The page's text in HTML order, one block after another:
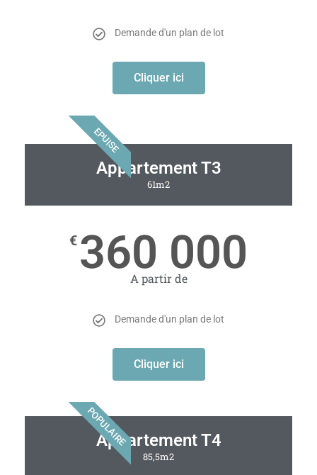
Demande d'un plan de lot
Cliquer ici
EPUISE
Appartement T3
61m2
€ 360 000
A partir de
Demande d'un plan de lot
Cliquer ici
POPULAIRE
Appartement T4
85,5m2